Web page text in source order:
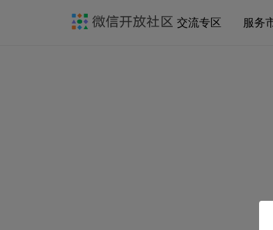
交流专区 服务